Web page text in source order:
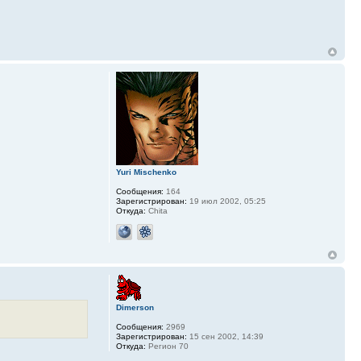
Yuri Mischenko
Сообщения: 164
Зарегистрирован: 19 июл 2002, 05:25
Откуда: Chita
Dimerson
Сообщения: 2969
Зарегистрирован: 15 сен 2002, 14:39
Откуда: Регион 70